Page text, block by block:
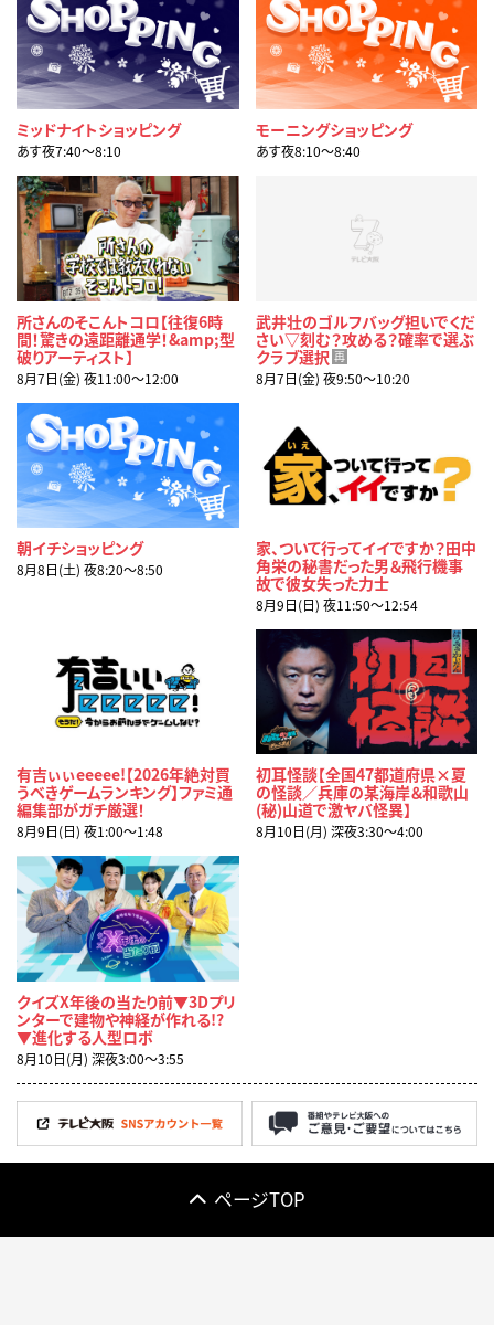
ミッドナイトショッピング
あす夜7:40〜8:10
モーニングショッピング
あす夜8:10〜8:40
所さんのそこんトコロ【往復6時
間！驚きの遠距離通学！&amp;型
破りアーティスト】
8月7日(金) 夜11:00〜12:00
武井壮のゴルフバッグ担いでくだ
さい▽刻む？攻める？確率で選ぶ
クラブ選択 再
8月7日(金) 夜9:50〜10:20
朝イチショッピング
8月8日(土) 夜8:20〜8:50
家、ついて行ってイイですか？田中
角栄の秘書だった男＆飛行機事
故で彼女失った力士
8月9日(日) 夜11:50〜12:54
有吉ぃぃeeeee!【2026年絶対買
うべきゲームランキング】ファミ通
編集部がガチ厳選！
8月9日(日) 夜1:00〜1:48
初耳怪談【全国47都道府県×夏
の怪談／兵庫の某海岸＆和歌山
(秘)山道で激ヤバ怪異】
8月10日(月) 深夜3:30〜4:00
クイズX年後の当たり前▼3Dプリ
ンターで建物や神経が作れる!?
▼進化する人型ロボ
8月10日(月) 深夜3:00〜3:55
ページTOP